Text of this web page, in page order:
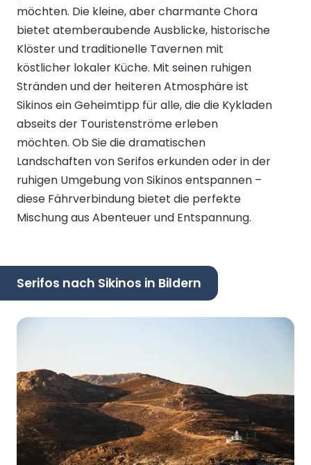
möchten. Die kleine, aber charmante Chora
bietet atemberaubende Ausblicke, historische
Klöster und traditionelle Tavernen mit
köstlicher lokaler Küche. Mit seinen ruhigen
Stränden und der heiteren Atmosphäre ist
Sikinos ein Geheimtipp für alle, die die Kykladen
abseits der Touristenströme erleben
möchten. Ob Sie die dramatischen
Landschaften von Serifos erkunden oder in der
ruhigen Umgebung von Sikinos entspannen –
diese Fährverbindung bietet die perfekte
Mischung aus Abenteuer und Entspannung.
Serifos nach Sikinos in Bildern